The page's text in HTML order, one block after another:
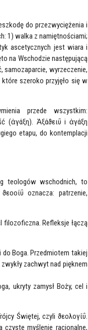
do przezwyciężenia i
1) walka z namiętnościami;
ascetycznych jest wiara i
na Wschodzie następującą
wyrzeczenie,
szeroko przyjęło się w
przede wszystkim:
(ἀγάξη). Ἀξάϑειΰ i ἀγάξη
etapu, do kontemplacji
teologów wschodnich, to
oznacza: patrzenie,
filozoficzna. Refleksje łączą
Boga. Przedmiotem takiej
zachwyt nad pięknem
ukryty zamysł Boży, cel i
Świętej, czyli ϑεολογίΰ.
myślenie racjonalne,